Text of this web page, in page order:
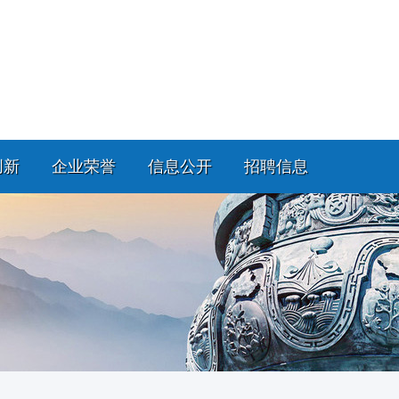
新 企业荣誉 信息公开 招聘信息